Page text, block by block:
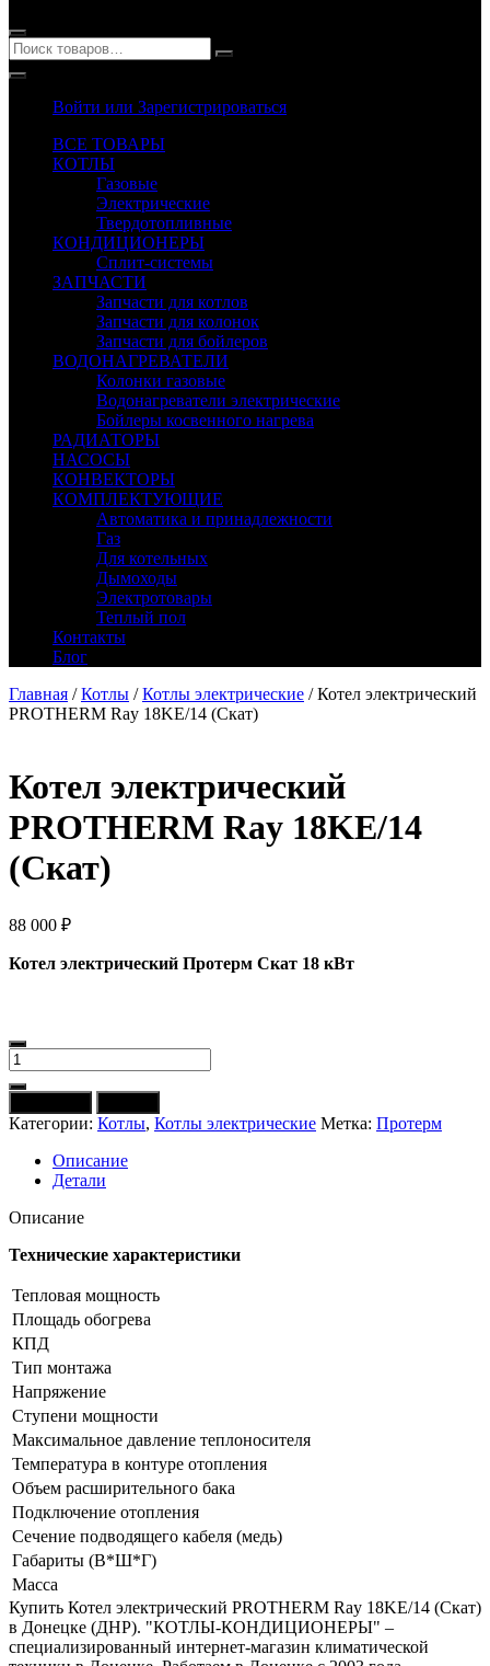
Войти или Зарегистрироваться
ВСЕ ТОВАРЫ
КОТЛЫ
Газовые
Электрические
Твердотопливные
КОНДИЦИОНЕРЫ
Сплит-системы
ЗАПЧАСТИ
Запчасти для котлов
Запчасти для колонок
Запчасти для бойлеров
ВОДОНАГРЕВАТЕЛИ
Колонки газовые
Водонагреватели электрические
Бойлеры косвенного нагрева
РАДИАТОРЫ
НАСОСЫ
КОНВЕКТОРЫ
КОМПЛЕКТУЮЩИЕ
Автоматика и принадлежности
Газ
Для котельных
Дымоходы
Электротовары
Теплый пол
Контакты
Блог
Главная /Котлы /Котлы электрические / Котел электрический
PROTHERM Ray 18KE/14 (Скат)
Котел электрический
PROTHERM Ray 18KE/14
(Скат)
88 000 ₽
Котел электрический Протерм Скат 18 кВт
Количество
товара
Котел
электрический
PROTHERM
Ray
18KE/14
(Скат)
Категории: Котлы, Котлы электрические Метка: Протерм
Описание
Детали
Описание
Технические характеристики
Тепловая мощность
Площадь обогрева
КПД
Тип монтажа
Напряжение
Ступени мощности
Максимальное давление теплоносителя
Температура в контуре отопления
Объем расширительного бака
Подключение отопления
Сечение подводящего кабеля (медь)
Габариты (В*Ш*Г)
Масса
Купить Котел электрический PROTHERM Ray 18KE/14 (Скат)
в Донецке (ДНР). "КОТЛЫ-КОНДИЦИОНЕРЫ" –
специализированный интернет-магазин климатической